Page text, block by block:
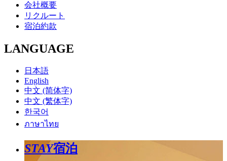
会社概要
リクルート
宿泊約款
LANGUAGE
日本語
English
中文 (简体字)
中文 (繁体字)
한국어
ภาษาไทย
STAY宿泊